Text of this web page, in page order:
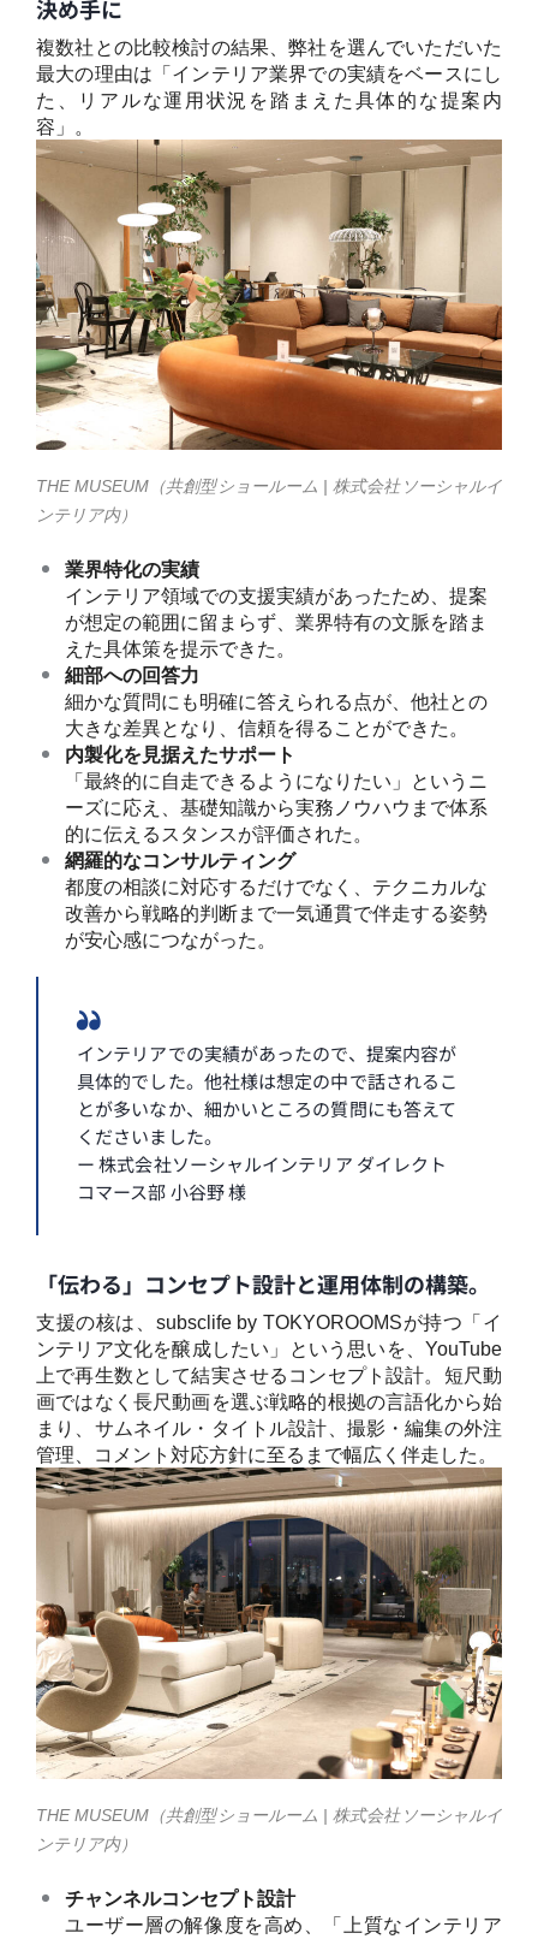
決め手に
複数社との比較検討の結果、弊社を選んでいただいた
最大の理由は「インテリア業界での実績をベースにし
た、リアルな運用状況を踏まえた具体的な提案内
容」。
THE MUSEUM（共創型ショールーム | 株式会社ソーシャルイ
ンテリア内）
業界特化の実績
インテリア領域での支援実績があったため、提案
が想定の範囲に留まらず、業界特有の文脈を踏ま
えた具体策を提示できた。
細部への回答力
細かな質問にも明確に答えられる点が、他社との
大きな差異となり、信頼を得ることができた。
内製化を見据えたサポート
「最終的に自走できるようになりたい」というニ
ーズに応え、基礎知識から実務ノウハウまで体系
的に伝えるスタンスが評価された。
網羅的なコンサルティング
都度の相談に対応するだけでなく、テクニカルな
改善から戦略的判断まで一気通貫で伴走する姿勢
が安心感につながった。
インテリアでの実績があったので、提案内容が
具体的でした。他社様は想定の中で話されるこ
とが多いなか、細かいところの質問にも答えて
くださいました。
ー 株式会社ソーシャルインテリア ダイレクト
コマース部 小谷野 様
「伝わる」コンセプト設計と運用体制の構築。
支援の核は、subsclife by TOKYOROOMSが持つ「イ
ンテリア文化を醸成したい」という思いを、YouTube
上で再生数として結実させるコンセプト設計。短尺動
画ではなく長尺動画を選ぶ戦略的根拠の言語化から始
まり、サムネイル・タイトル設計、撮影・編集の外注
管理、コメント対応方針に至るまで幅広く伴走した。
THE MUSEUM（共創型ショールーム | 株式会社ソーシャルイ
ンテリア内）
チャンネルコンセプト設計
ユーザー層の解像度を高め、「上質なインテリア